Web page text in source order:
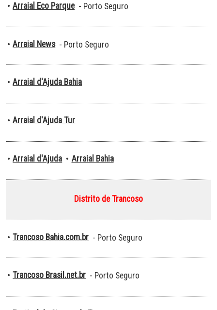
• Arraial Eco Parque - Porto Seguro
• Arraial News - Porto Seguro
• Arraial d'Ajuda Bahia
• Arraial d'Ajuda Tur
• Arraial d'Ajuda • Arraial Bahia
Distrito de Trancoso
• Trancoso Bahia.com.br - Porto Seguro
• Trancoso Brasil.net.br - Porto Seguro